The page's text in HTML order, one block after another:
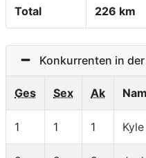
Total 226 km
Konkurrenten in
Ges Sex Ak
1 1 1